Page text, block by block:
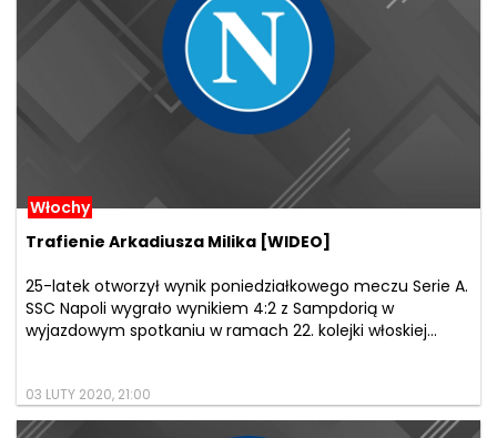
Włochy
Trafienie Arkadiusza Milika [WIDEO]
25-latek otworzył wynik poniedziałkowego meczu Serie A.
SSC Napoli wygrało wynikiem 4:2 z Sampdorią w
wyjazdowym spotkaniu w ramach 22. kolejki włoskiej...
03 LUTY 2020, 21:00